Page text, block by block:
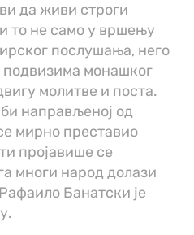
да живи строги
то не само у вршењу
послушања, него
подвизима монашког
молитве и поста.
направљеној од
мирно преставио
пројавише се
многи народ долази
Банатски је